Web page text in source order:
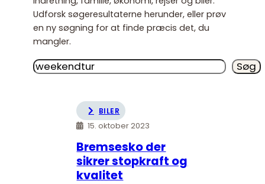
Udforsk søgeresultaterne herunder, eller prøv
en ny søgning for at finde præcis det, du
mangler.
Søg Søg
BILER
15. oktober 2023
Bremsesko der
sikrer stopkraft og
kvalitet